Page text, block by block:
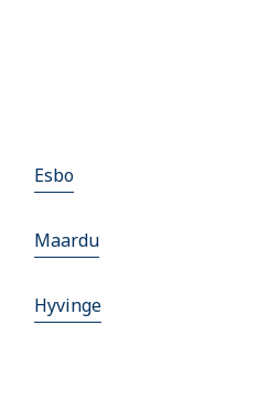
Esbo
Maardu
Hyvinge